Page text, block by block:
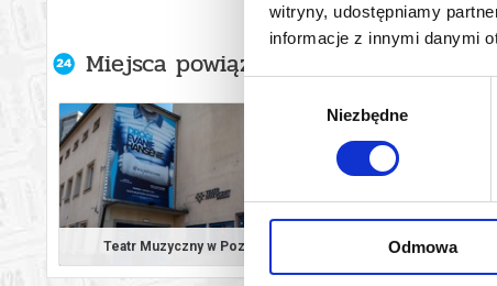
witryny, udostępniamy
informacje z innymi danymi
Niezbędne
Odmowa
Miejsca powiązane z artystą
Teatr Muzyczny w Poznaniu